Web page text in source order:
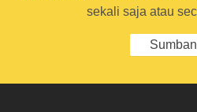
sekali saja atau